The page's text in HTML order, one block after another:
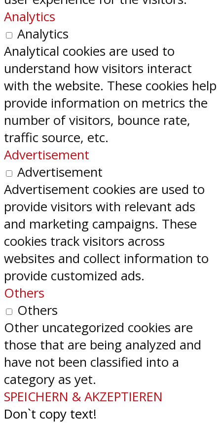
Analytics
Analytics
Analytical cookies are used to
understand how visitors interact
with the website. These cookies help
provide information on metrics the
number of visitors, bounce rate,
traffic source, etc.
Advertisement
Advertisement
Advertisement cookies are used to
provide visitors with relevant ads
and marketing campaigns. These
cookies track visitors across
websites and collect information to
provide customized ads.
Others
Others
Other uncategorized cookies are
those that are being analyzed and
have not been classified into a
category as yet.
SPEICHERN & AKZEPTIEREN
Don`t copy text!